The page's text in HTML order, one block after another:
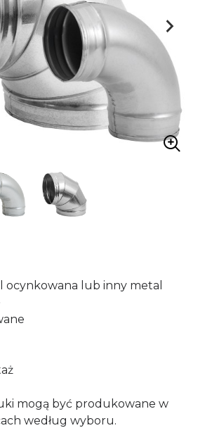
ocynkowana lub inny metal
mogą być produkowane w
według wyboru.